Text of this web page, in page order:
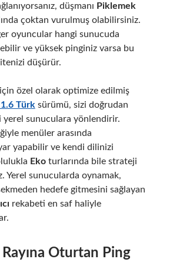
düşmanı Piklemek
çoktan vurulmuş olabilirsiniz.
oyuncular hangi sunucuda
ve yüksek pinginiz varsa bu
düşürür.
özel olarak optimize edilmiş
Türk sürümü, sizi doğrudan
yerel sunuculara yönlendirir.
menüler arasında
yapabilir ve kendi dilinizi
Ekoturlarında bile strateji
Yerel sunucularda oynamak,
hedefe gitmesini sağlayan
rekabeti en saf haliyle
Rayına Oturtan Ping